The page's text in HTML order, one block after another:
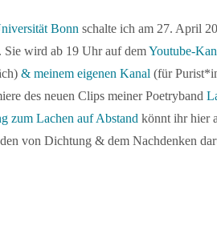
Bonn schalte ich am 27. April
Sie wird ab 19 Uhr auf demYoutube-
& meinem eigenen Kanal (für
des neuen Clips meiner Poetryband
zum Lachen auf Abstand könnt ihr hier
von Dichtung & dem Nachdenken